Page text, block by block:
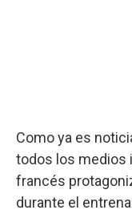
Como ya es
todos los medios
francés
durante el